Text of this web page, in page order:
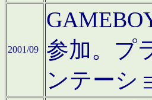
2001/09
参加。プ
ンテーシ